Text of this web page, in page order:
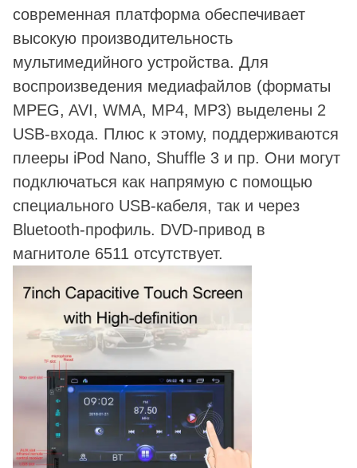
современная платформа обеспечивает
высокую производительность
мультимедийного устройства. Для
воспроизведения медиафайлов (форматы
MPEG, AVI, WMA, MP4, MP3) выделены 2
USB-входа. Плюс к этому, поддерживаются
плееры iPod Nano, Shuffle 3 и пр. Они могут
подключаться как напрямую с помощью
специального USB-кабеля, так и через
Bluetooth-профиль. DVD-привод в
магнитоле 6511 отсутствует.